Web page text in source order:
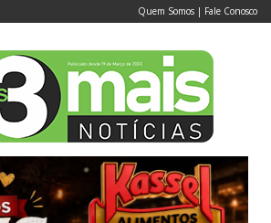
Quem Somos | Fale Conosco